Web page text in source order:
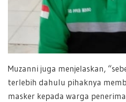
Muzanni juga menjelaskan,
terlebih dahulu pihaknya
masker kepada warga